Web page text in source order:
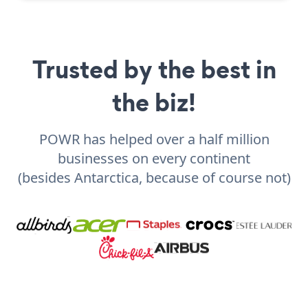
Trusted by the best in
the biz!
POWR has helped over a half million
businesses on every continent
(besides Antarctica, because of course not)